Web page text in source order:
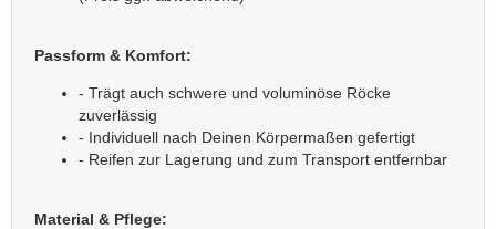
Passform & Komfort:
- Trägt auch schwere und voluminöse Röcke
zuverlässig
- Individuell nach Deinen Körpermaßen gefertigt
- Reifen zur Lagerung und zum Transport entfernbar
Material & Pflege: